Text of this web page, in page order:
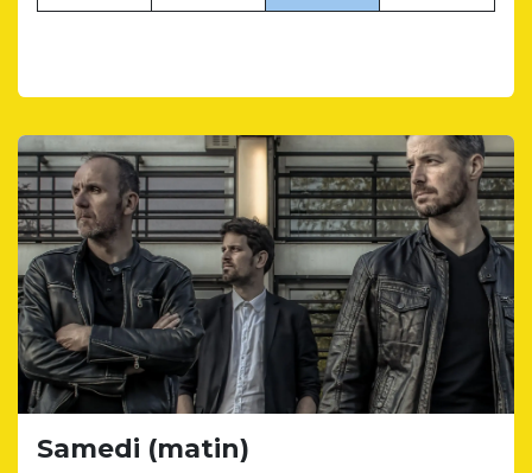
Samedi (matin)